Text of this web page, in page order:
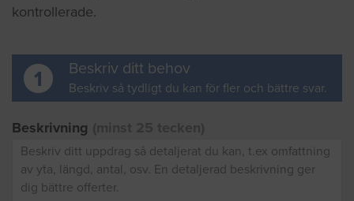
kontrollerade.
1 Beskriv ditt behov
Beskriv så tydligt du kan för fler och bättre svar.
Beskrivning